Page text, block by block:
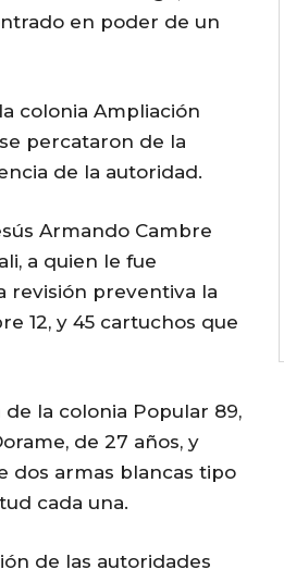
en poder de un
colonia Ampliación
percataron de la
de la autoridad.
Armando Cambre
a quien le fue
revisión preventiva la
12, y 45 cartuchos que
la colonia Popular 89,
de 27 años, y
dos armas blancas tipo
cada una.
de las autoridades